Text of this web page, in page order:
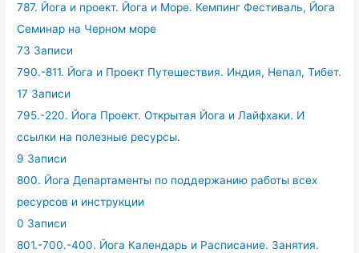
787. Йога и проект. Йога и Море. Кемпинг Фестиваль, Йога
Семинар на Черном море
73 Записи
790.-811. Йога и Проект Путешествия. Индия, Непал, Тибет.
17 Записи
795.-220. Йога Проект. Открытая Йога и Лайфхаки. И
ссылки на полезные ресурсы.
9 Записи
800. Йога Департаменты по поддержанию работы всех
ресурсов и инструкции
0 Записи
801.-700.-400. Йога Календарь и Расписание. Занятия.